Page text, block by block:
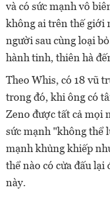
và có sức mạnh vô
không ai trên thế giới
người sau cùng loại
hành tinh, thiên hà
Theo Whis, có 18 vũ
trong đó, khi ông có
Zeno được tất cả mọi
sức mạnh "không thể
mạnh khủng khiếp
thể nào có cửa đấu
này.